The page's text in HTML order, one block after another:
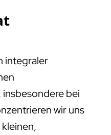
integraler
bei
wir uns